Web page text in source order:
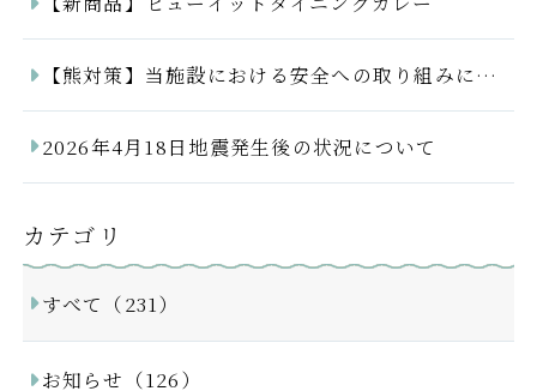
【熊対策】当施設における安全への取り組みについて
2026年4月18日地震発生後の状況について
カテゴリ
すべて（231）
お知らせ（126）